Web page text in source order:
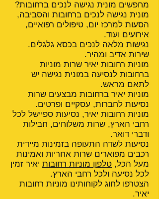
מחפשים מונית נגישה לנכים ברחובות?
מונית נגישה לנכים ברחובות והסביבה,
הסעות למרכז יום, טיפולים רפואיים,
אירועים ועוד.
נגישות מלאה לנכים בכסא גלגלים.
שירות אדיב ומהיר.
מוניות רחובות יאיר שרות מוניות
ברחובות לנסיעה במונית נגישה יש
לתאם מראש.
מוניות יאיר ברחובות מבצעים שרות
נסיעות לחברות, עסקיים ופרטים.
מוניות רחובות יאיר, נסיעות ספיישל לכל
רחבי הארץ, שרות משלוחים, חבילות
ודברי דואר.
נסיעות לשדה התעופה בזמינות מיידית
רכבים מפוארים שרות אחריות ואמינות
מעל הכל, טלפון מוניות רחובות יאיר זמין
לכל נסיעה ולכל רחבי הארץ.
הצטרפו לחוג לקוחותינו מוניות רחובות
יאיר.